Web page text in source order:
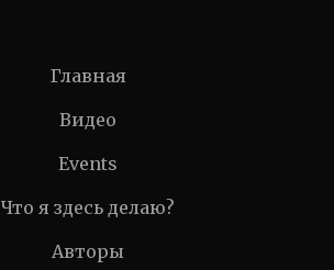
Главная
Видео
Events
Что я здесь делаю?
Авторы